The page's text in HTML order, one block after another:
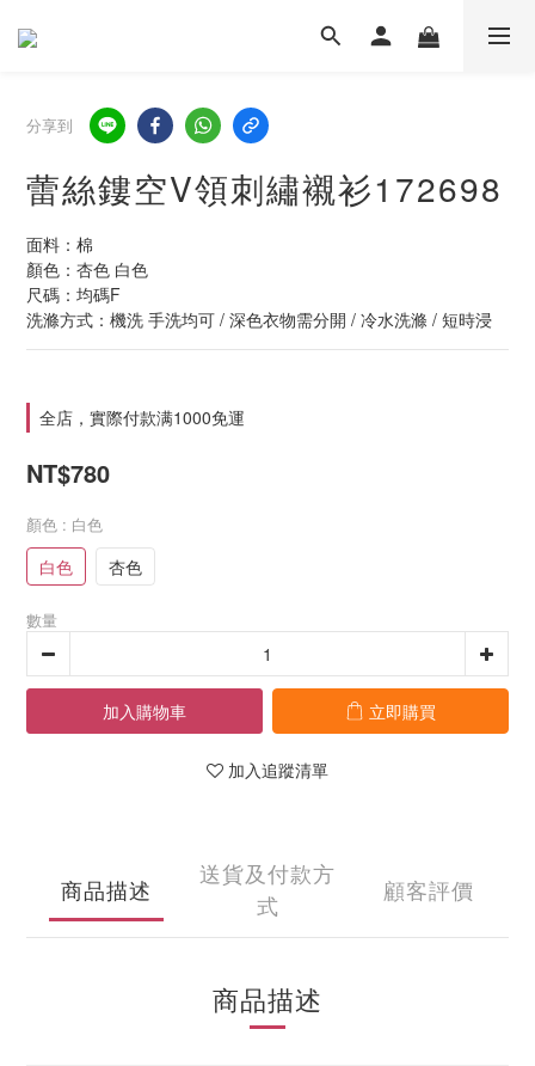
分享到
蕾絲鏤空V領刺繡襯衫172698
面料：棉
顏色：杏色 白色
尺碼：均碼F
洗滌方式：機洗 手洗均可 / 深色衣物需分開 / 冷水洗滌 / 短時浸
全店，實際付款满1000免運
NT$780
顏色 : 白色
白色 杏色
數量
加入購物車 立即購買
加入追蹤清單
商品描述
送貨及付款方
式
顧客評價
商品描述